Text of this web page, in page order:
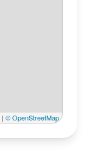
| © OpenStreetMap